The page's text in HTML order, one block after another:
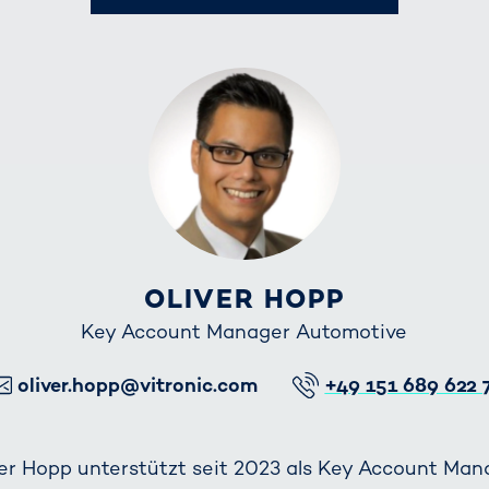
OLIVER HOPP
Key Account Manager Automotive
E-Mail
oliver.hopp@vitronic.comTelefon +49 151 689 622
Hopp unterstützt seit 2023 als Key Account